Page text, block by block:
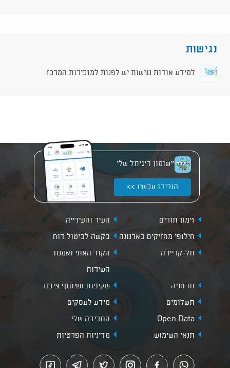
נגישות
למידע אודות נגישות יש לפנות למזכירות המרכז
יישומון דיגיתל שלי
הורידו עכשיו >>
זימון תורים
העיר והעירייה
חילופי מחזיקים בארנונה
בקשה לביטול דוח
תל-קריירה
הקוד האתי ואמנת
השירות
תו חניה
שקיפות ושיתוף ציבור
תשלומים
מידע לעסקים
Open Data
הסביבה שלי
תנאי השימוש
מדיניות הפרטיות